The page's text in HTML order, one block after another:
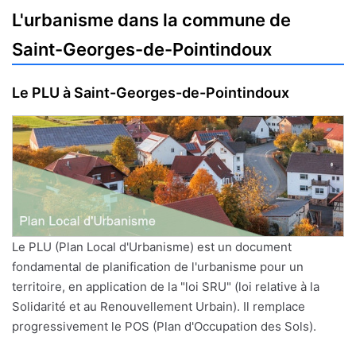
L'urbanisme dans la commune de
Saint-Georges-de-Pointindoux
Le PLU à Saint-Georges-de-Pointindoux
Le PLU (Plan Local d'Urbanisme) est un document
fondamental de planification de l'urbanisme pour un
territoire, en application de la "loi SRU" (loi relative à la
Solidarité et au Renouvellement Urbain). Il remplace
progressivement le POS (Plan d'Occupation des Sols).